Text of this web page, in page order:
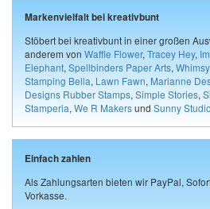
Markenvielfalt bei kreativbunt
Stöbert bei kreativbunt in einer großen
anderem von Waffle Flower, Tracey Hey,
Elephant, Spellbinders Paper Arts,
Stamping Bella, Lawn Fawn, Marianne
Designs Rubber Stamps, Simple Stories,
Stamperia, We R Makersund Sunny Studio
Einfach zahlen
Als Zahlungsarten bieten wir PayPal,
Vorkasse.